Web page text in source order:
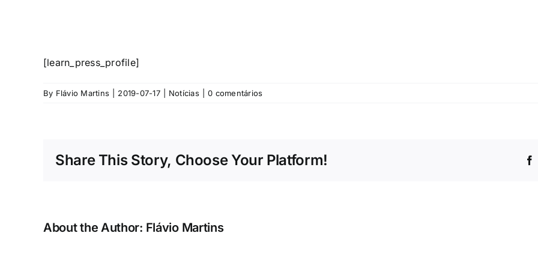
[learn_press_profile]
By Flávio Martins 2019-07-17 Notícias 0 comentários
Share This Story, Choose Your Platform!
About the Author: Flávio Martins